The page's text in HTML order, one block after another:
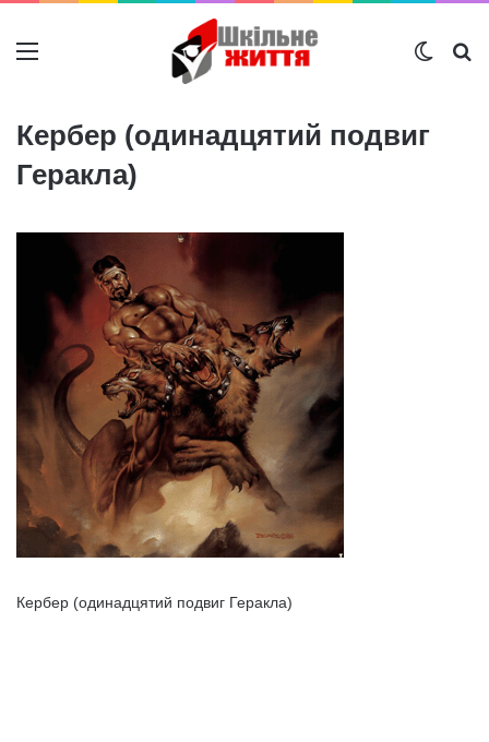
Меню
Кербер (одинадцятий подвиг
Геракла)
Кербер (одинадцятий подвиг Геракла)